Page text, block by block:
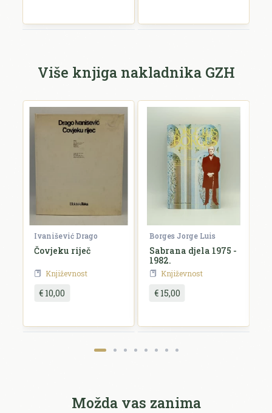
Više knjiga nakladnika GZH
Ivanišević Drago
Čovjeku riječ
Književnost
€ 10,00
Borges Jorge Luis
Sabrana djela 1975 -
1982.
Književnost
€ 15,00
Možda vas zanima